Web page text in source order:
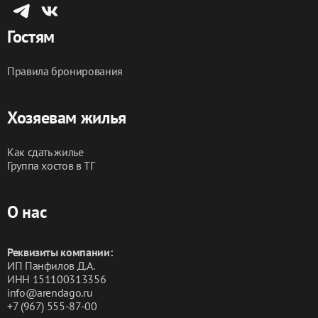
Пожалуйста, звоните, пишите. Мы всегда на связи:
подскажем, расскажем, поможем!
Гостям
Правила бронирования
Хозяевам жилья
Как сдать жилье
Группа хостов в ТГ
О нас
Реквизиты компании:
ИП Панфилов Д.А.
ИНН 151100313356
info@arendago.ru
+7 (967) 555-87-00